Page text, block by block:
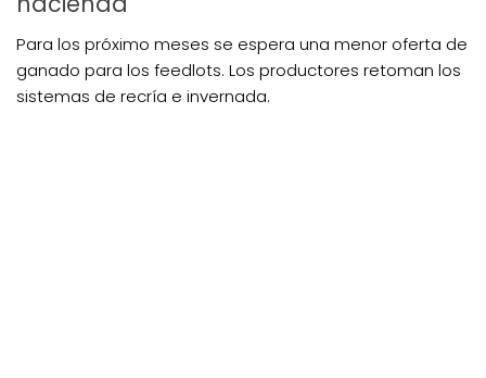
Para los próximo meses se espera una menor oferta de
ganado para los feedlots. Los productores retoman los
sistemas de recría e invernada.